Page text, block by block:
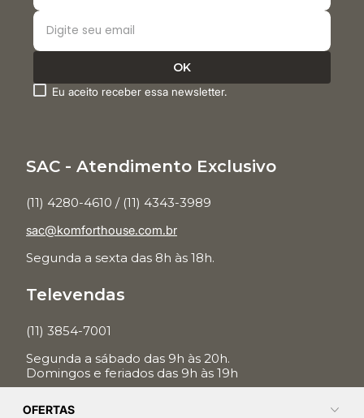
Eu aceito receber essa newsletter.
SAC - Atendimento Exclusivo
(11) 4280-4610 / (11) 4343-3989
sac@komforthouse.com.br
Segunda a sexta das 8h às 18h.
Televendas
(11) 3854-7001
Segunda a sábado das 9h às 20h.
Domingos e feriados das 9h às 19h
OFERTAS